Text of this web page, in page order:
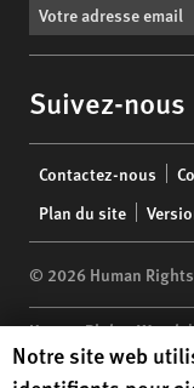
Suivez-nous
menu
Contactez-nous
Plan du site
© 2026 Human
Human Rights Watch|
10118-3299USA |t
Human Rights
Notre site web